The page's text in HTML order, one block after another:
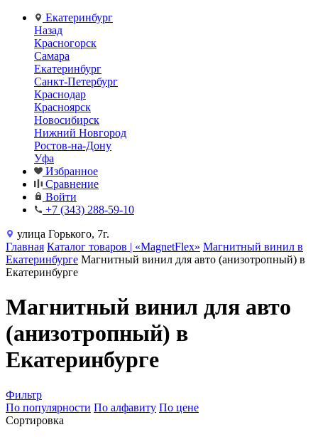
Екатеринбург
Назад
Красногорск
Самара
Екатеринбург
Санкт-Петербург
Краснодар
Красноярск
Новосибирск
Нижний Новгород
Ростов-на-Дону
Уфа
Избранное
Сравнение
Войти
+7 (343) 288-59-10
улица Горького, 7г.
Главная Каталог товаров | «MagnetFlex» Магнитный винил в
Екатеринбурге Магнитный винил для авто (анизотропный) в
Екатеринбурге
Магнитный винил для авто
(анизотропный) в
Екатеринбурге
Фильтр
По популярности По алфавиту По цене
Сортировка